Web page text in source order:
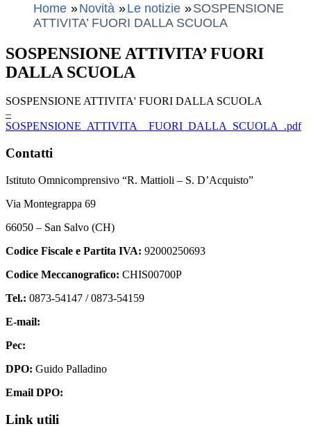
Home Novità Le notizie
SOSPENSIONE
ATTIVITA’ FUORI DALLA SCUOLA
SOSPENSIONE ATTIVITA’ FUORI
DALLA SCUOLA
SOSPENSIONE ATTIVITA' FUORI DALLA SCUOLA
–
SOSPENSIONE_ATTIVITA__FUORI_DALLA_SCUOLA_.pdf
Contatti
Istituto Omnicomprensivo “R. Mattioli – S. D’Acquisto”
Via Montegrappa 69
66050 – San Salvo (CH)
Codice Fiscale e Partita IVA: 92000250693
Codice Meccanografico: CHIS00700P
Tel.: 0873-54147 /0873-54159
E-mail:
Pec:
DPO: Guido Palladino
Email DPO:
Link utili